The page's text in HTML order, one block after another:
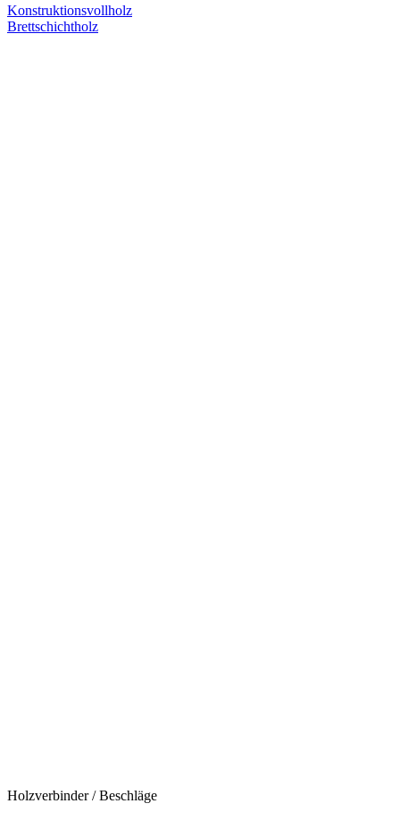
Konstruktionsvollholz
Brettschichtholz
Holzverbinder / Beschläge